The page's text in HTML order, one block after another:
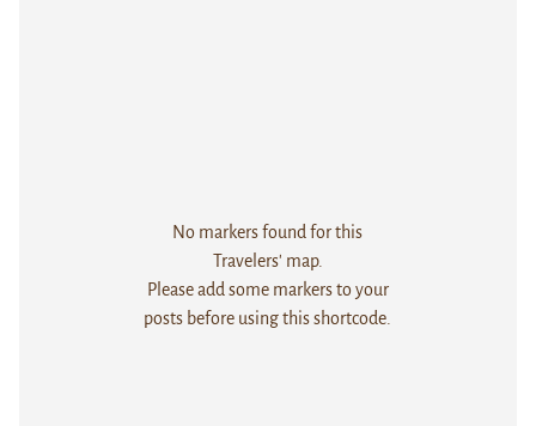
No markers found for this
Travelers' map.
Please add some markers to your
posts before using this shortcode.